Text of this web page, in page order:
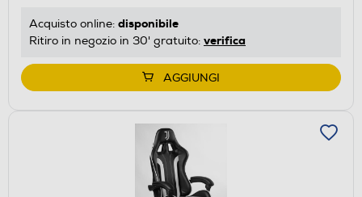
Acquisto online: disponibile
Ritiro in negozio in 30' gratuito: verifica
AGGIUNGI